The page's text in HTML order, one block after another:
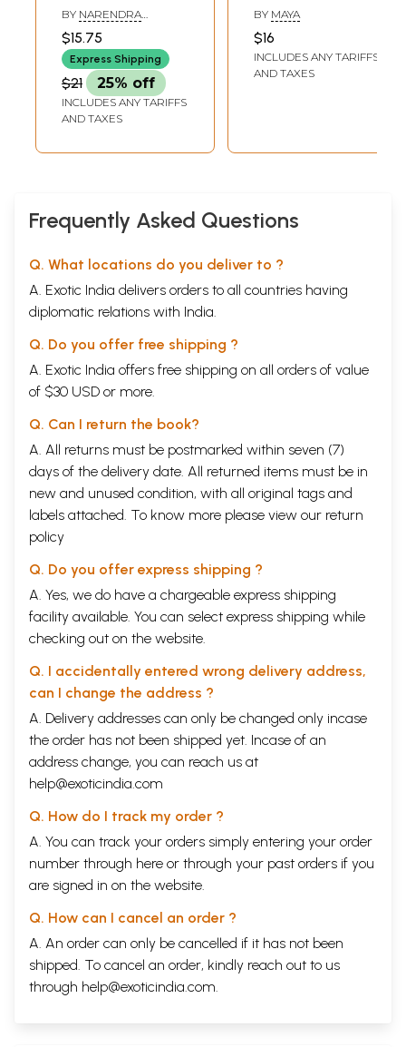
Hai Kavita-
Sangrah
BY NARENDRA
SRIVASTAVA
$15.75
Express Shipping
$21 25% off
INCLUDES ANY TARIFFS
AND TAXES
Jhalak Har Aankh
Ke Ek Dastaan
Hain (Kavya
Sangrah)
BY MAYA
$16
INCLUDES ANY TARIFFS
AND TAXES
Frequently Asked Questions
Q. What locations do you deliver to ?
A. Exotic India delivers orders to all countries having
diplomatic relations with India.
Q. Do you offer free shipping ?
A. Exotic India offers free shipping on all orders of value
of $30 USD or more.
Q. Can I return the book?
A. All returns must be postmarked within seven (7)
days of the delivery date. All returned items must be in
new and unused condition, with all original tags and
labels attached. To know more please view our return
policy
Q. Do you offer express shipping ?
A. Yes, we do have a chargeable express shipping
facility available. You can select express shipping while
checking out on the website.
Q. I accidentally entered wrong delivery address,
can I change the address ?
A. Delivery addresses can only be changed only incase
the order has not been shipped yet. Incase of an
address change, you can reach us at
help@exoticindia.com
Q. How do I track my order ?
A. You can track your orders simply entering your order
number through here or through your past orders if you
are signed in on the website.
Q. How can I cancel an order ?
A. An order can only be cancelled if it has not been
shipped. To cancel an order, kindly reach out to us
through help@exoticindia.com.